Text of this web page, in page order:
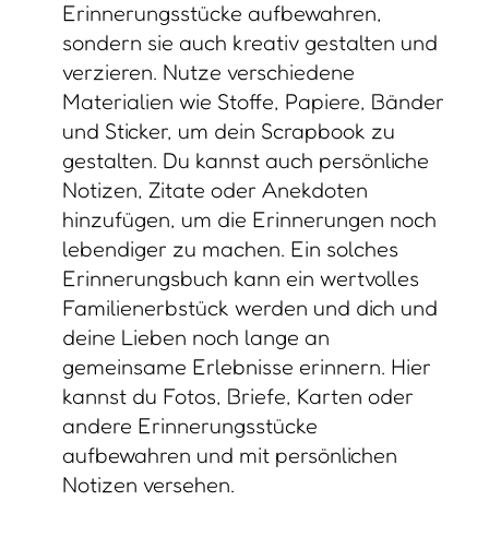
Erinnerungsstücke aufbewahren,
sondern sie auch kreativ gestalten und
verzieren. Nutze verschiedene
Materialien wie Stoffe, Papiere, Bänder
und Sticker, um dein Scrapbook zu
gestalten. Du kannst auch persönliche
Notizen, Zitate oder Anekdoten
hinzufügen, um die Erinnerungen noch
lebendiger zu machen. Ein solches
Erinnerungsbuch kann ein wertvolles
Familienerbstück werden und dich und
deine Lieben noch lange an
gemeinsame Erlebnisse erinnern. Hier
kannst du Fotos, Briefe, Karten oder
andere Erinnerungsstücke
aufbewahren und mit persönlichen
Notizen versehen.